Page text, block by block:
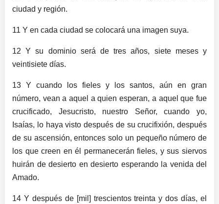
ciudad y región.
11 Y en cada ciudad se colocará una imagen suya.
12 Y su dominio será de tres años, siete meses y
veintisiete días.
13 Y cuando los fieles y los santos, aún en gran
número, vean a aquel a quien esperan, a aquel que fue
crucificado, Jesucristo, nuestro Señor, cuando yo,
Isaías, lo haya visto después de su crucifixión, después
de su ascensión, entonces solo un pequeño número de
los que creen en él permanecerán fieles, y sus siervos
huirán de desierto en desierto esperando la venida del
Amado.
14 Y después de [mil] trescientos treinta y dos días, el